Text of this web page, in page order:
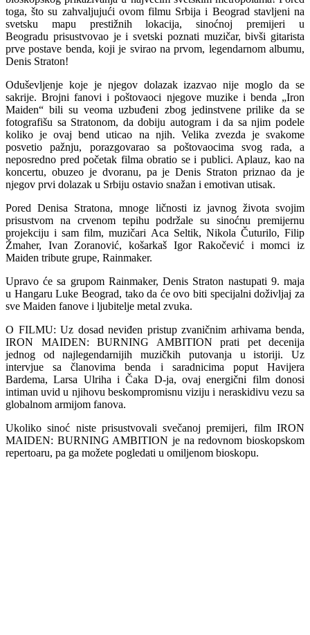
toga, što su zahvaljujući ovom filmu Srbija i Beograd stavljeni na
svetsku mapu prestižnih lokacija, sinoćnoj premijeri u
Beogradu prisustvovao je i svetski poznati muzičar, bivši gitarista
prve postave benda, koji je svirao na prvom, legendarnom albumu,
Denis Straton!
Oduševljenje koje je njegov dolazak izazvao nije moglo da se
sakrije. Brojni fanovi i poštovaoci njegove muzike i benda „Iron
Maiden“ bili su veoma uzbuđeni zbog jedinstvene prilike da se
fotografišu sa Stratonom, da dobiju autogram i da sa njim podele
koliko je ovaj bend uticao na njih. Velika zvezda je svakome
posvetio pažnju, porazgovarao sa poštovaocima svog rada, a
neposredno pred početak filma obratio se i publici. Aplauz, kao na
koncertu, obuzeo je dvoranu, pa je Denis Straton priznao da je
njegov prvi dolazak u Srbiju ostavio snažan i emotivan utisak.
Pored Denisa Stratona, mnoge ličnosti iz javnog života svojim
prisustvom na crvenom tepihu podržale su sinoćnu premijernu
projekciju i sam film, muzičari Aca Seltik, Nikola Čuturilo, Filip
Žmaher, Ivan Zoranović, košarkaš Igor Rakočević i momci iz
Maiden tribute grupe, Rainmaker.
Upravo će sa grupom Rainmaker, Denis Straton nastupati 9. maja
u Hangaru Luke Beograd, tako da će ovo biti specijalni doživljaj za
sve Maiden fanove i ljubitelje metal zvuka.
O FILMU: Uz dosad neviđen pristup zvaničnim arhivama benda,
IRON MAIDEN: BURNING AMBITION prati pet decenija
jednog od najlegendarnijih muzičkih putovanja u istoriji. Uz
intervjue sa članovima benda i saradnicima poput Havijera
Bardema, Larsa Ulriha i Čaka D-ja, ovaj energični film donosi
intiman uvid u njihovu beskompromisnu viziju i neraskidivu vezu sa
globalnom armijom fanova.
Ukoliko sinoć niste prisustvovali svečanoj premijeri, film IRON
MAIDEN: BURNING AMBITION je na redovnom bioskopskom
repertoaru, pa ga možete pogledati u omiljenom bioskopu.